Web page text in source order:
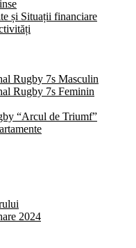
și Situații financiare
Rugby 7s Masculin
Rugby 7s Feminin
“Arcul de Triumf”
2024